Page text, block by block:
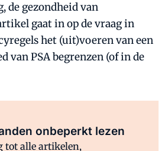
de gezondheid van
gaat in op de vraag in
het (uit)voeren van een
van PSA begrenzen (of in de
onbeperkt lezen
tot alle artikelen,